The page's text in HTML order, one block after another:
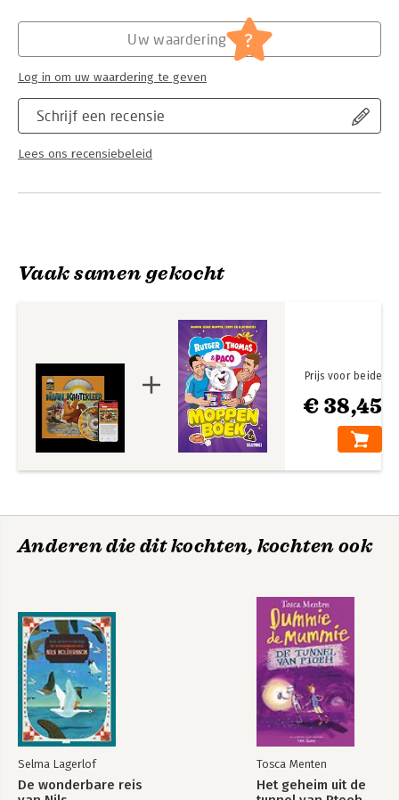
Camilia Blereau, Tom Vermeir, en vele anderen. En allemaal
draaien ze in een baan rond de helderste ster aan het
vertellersfirmament: Warre Borgmans.
Heerlijk Hoorspel
Schrijf een recensie
Lees ons recensiebeleid
Uw waardering ?
Log in om uw waardering te geven
Vaak samen gekocht
€ 38,45
Prijs voor beide
Anderen die dit kochten, kochten ook
Selma Lagerlof
De wonderbare reis
Tosca Menten
Het geheim uit de